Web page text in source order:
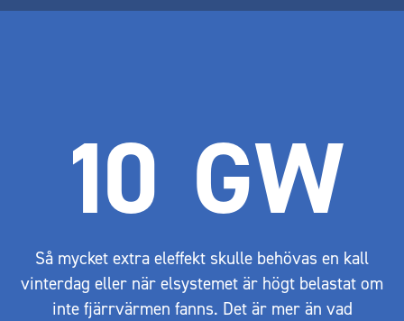
10 GW
Så mycket extra eleffekt skulle behövas en kall
vinterdag eller när elsystemet är högt belastat om
inte fjärrvärmen fanns. Det är mer än vad